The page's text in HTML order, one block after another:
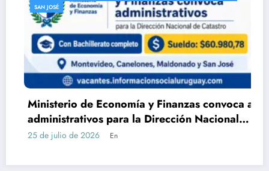
SAN JOSÉ
Ministerio de Economía y Finanzas convoca a
administrativos para la Dirección Nacional
de Catastro con Bachillerato
25 de julio de 2026 En